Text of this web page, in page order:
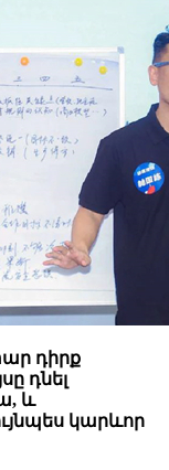
դիրք
դնել
և
կարևոր